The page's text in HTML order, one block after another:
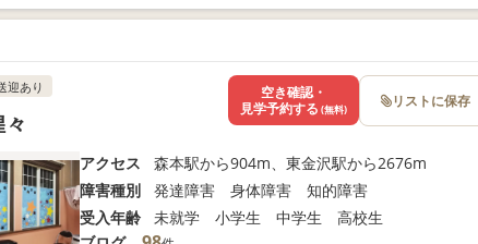
迎あり
アクセス
森本駅から904m、東金沢駅から2676m
障害種別
発達障害 身体障害 知的障害
受入年齢
未就学 小学生 中学生 高校生
空き確認・
見学予約する (無料) リストに保存